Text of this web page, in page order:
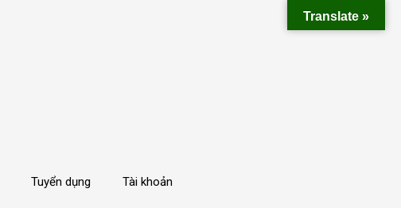
Tuyển dụng Tài khoản
Translate »